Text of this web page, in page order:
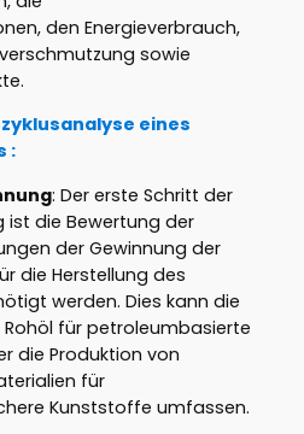
den Energieverbrauch,
sowie
eines
:
: Der erste Schritt der
ist die Bewertung der
der Gewinnung der
die Herstellung des
werden. Dies kann die
für petroleumbasierte
die Produktion von
für
Kunststoffe umfassen.